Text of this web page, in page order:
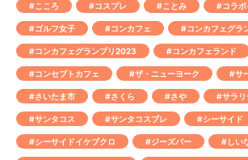
#こころ #コスプレ #ことみ #コラボ
#ゴルフ女子 #コンカフェ #コンカフェグラ
#コンカフェグランプリ2023 #コンカフェランド
#コンセプトカフェ #ザ・ニューヨーク #サ
#さいたま市 #さくら #さや #サラリ
#サンタコス #サンタコスプレ #シーサイド
#シーサイドイケブクロ #ジーズバー #しい